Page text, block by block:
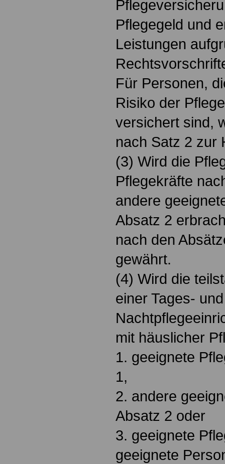
Pflegegeld und
Leistungen
Für Personen,
Risiko der
versichert sind,
nach Satz 2 zur
(3) Wird die
Pflegekräfte
andere
Absatz 2
nach den
gewährt.
(4) Wird die
einer Tages- und
mit häuslicher
1. geeignete
1,
2. andere
Absatz 2 oder
3. geeignete
geeignete